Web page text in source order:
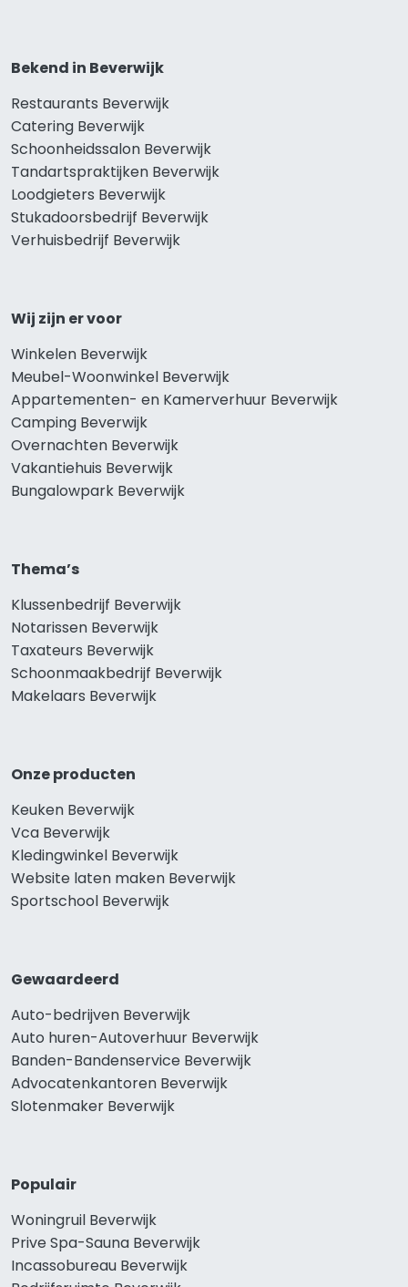
Bekend in Beverwijk
Restaurants Beverwijk
Catering Beverwijk
Schoonheidssalon Beverwijk
Tandartspraktijken Beverwijk
Loodgieters Beverwijk
Stukadoorsbedrijf Beverwijk
Verhuisbedrijf Beverwijk
Wij zijn er voor
Winkelen Beverwijk
Meubel-Woonwinkel Beverwijk
Appartementen- en Kamerverhuur Beverwijk
Camping Beverwijk
Overnachten Beverwijk
Vakantiehuis Beverwijk
Bungalowpark Beverwijk
Thema’s
Klussenbedrijf Beverwijk
Notarissen Beverwijk
Taxateurs Beverwijk
Schoonmaakbedrijf Beverwijk
Makelaars Beverwijk
Onze producten
Keuken Beverwijk
Vca Beverwijk
Kledingwinkel Beverwijk
Website laten maken Beverwijk
Sportschool Beverwijk
Gewaardeerd
Auto-bedrijven Beverwijk
Auto huren-Autoverhuur Beverwijk
Banden-Bandenservice Beverwijk
Advocatenkantoren Beverwijk
Slotenmaker Beverwijk
Populair
Woningruil Beverwijk
Prive Spa-Sauna Beverwijk
Incassobureau Beverwijk